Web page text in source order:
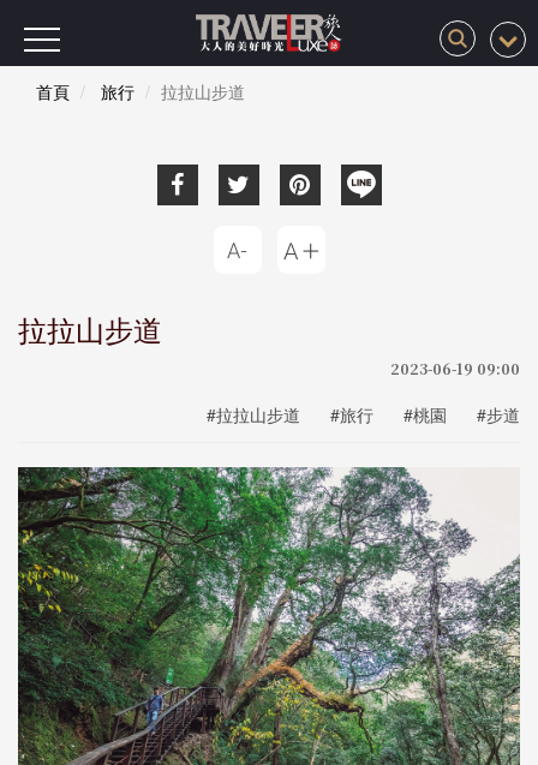
首頁 旅行 拉拉山步道
拉拉山步道
2023-06-19 09:00
#拉拉山步道 #旅行 #桃園 #步道